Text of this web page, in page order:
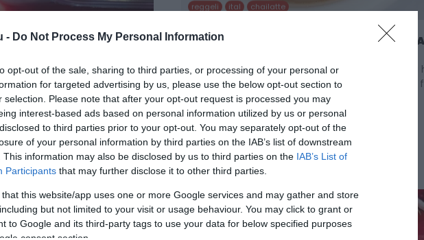
- Do Not Process My Personal Information
opt-out of the sale, sharing to third parties, or processing of your personal or
for targeted advertising by us, please use the below opt-out section to
selection. Please note that after your opt-out request is processed you may
interest-based ads based on personal information utilized by us or personal
to third parties prior to your opt-out. You may separately opt-out of the
of your personal information by third parties on the IAB’s list of downstream
This information may also be disclosed by us to third parties on the IAB’s List of
Participants that may further disclose it to other third parties.
that this website/app uses one or more Google services and may gather and store
but not limited to your visit or usage behaviour. You may click to grant or
to Google and its third-party tags to use your data for below specified purposes
consent section.
KI – 3
egyetlen használat után
A The Daily Meal
reggeli ital chailatte
EZ AZ EGYSZERŰ HOZZÁVALÓ
Ha reggelente időhiány miatt gyakran kihagyjuk
van egy gyors és ízletes megoldás, ami nemcsak
kíméli. A Dona Masala Chai Concentra…
TOVÁBB OLVASOM